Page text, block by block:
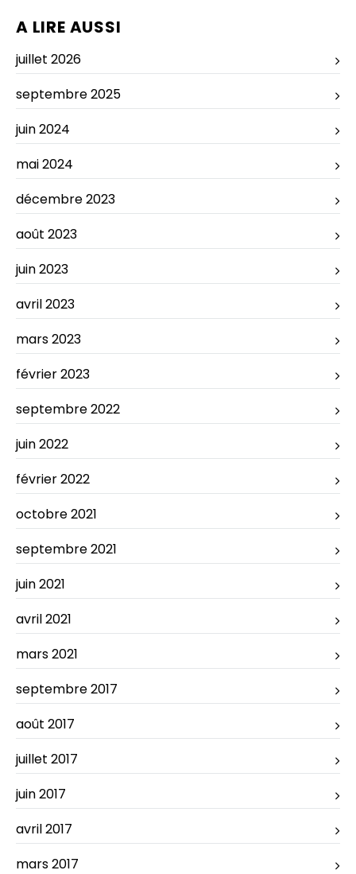
A LIRE AUSSI
juillet 2026
septembre 2025
juin 2024
mai 2024
décembre 2023
août 2023
juin 2023
avril 2023
mars 2023
février 2023
septembre 2022
juin 2022
février 2022
octobre 2021
septembre 2021
juin 2021
avril 2021
mars 2021
septembre 2017
août 2017
juillet 2017
juin 2017
avril 2017
mars 2017